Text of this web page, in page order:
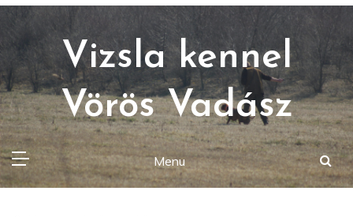
Ga
de
inhoud
Vizsla kennel
Vörös Vadász
Menu